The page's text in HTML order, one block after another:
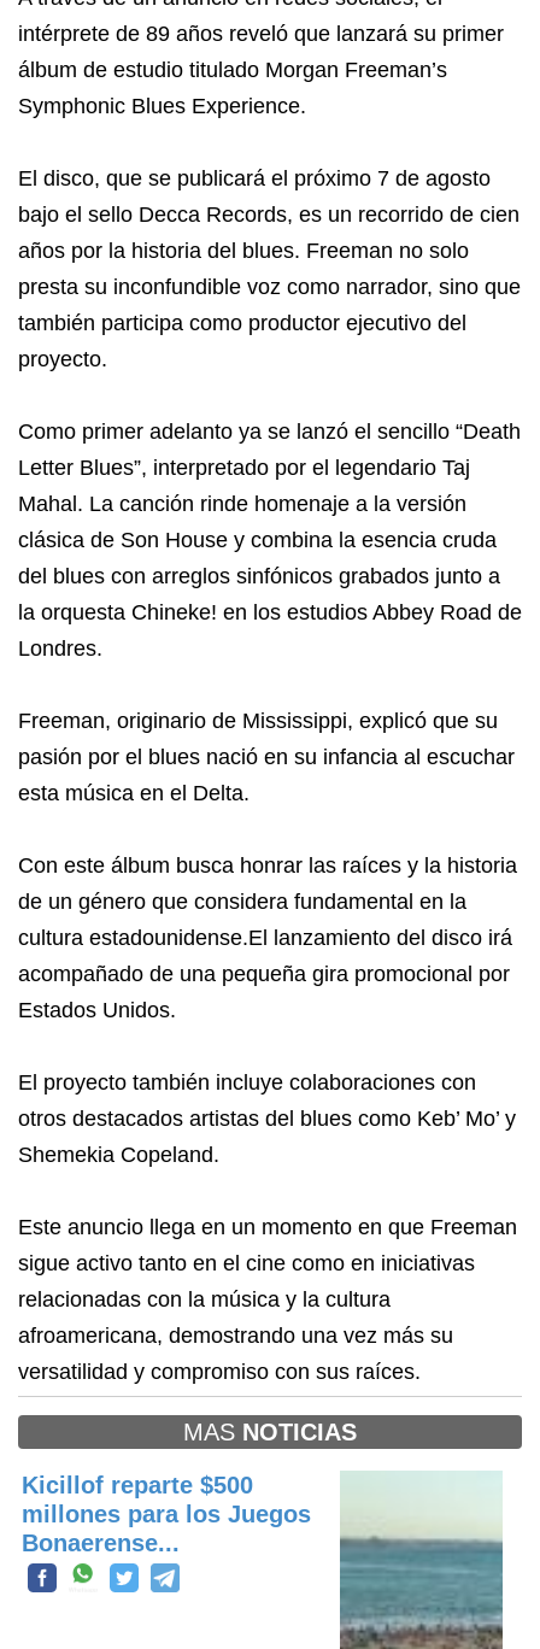
intérprete de 89 años reveló que lanzará su primer
álbum de estudio titulado Morgan Freeman’s
Symphonic Blues Experience.
El disco, que se publicará el próximo 7 de agosto
bajo el sello Decca Records, es un recorrido de cien
años por la historia del blues. Freeman no solo
presta su inconfundible voz como narrador, sino que
también participa como productor ejecutivo del
proyecto.
Como primer adelanto ya se lanzó el sencillo “Death
Letter Blues”, interpretado por el legendario Taj
Mahal. La canción rinde homenaje a la versión
clásica de Son House y combina la esencia cruda
del blues con arreglos sinfónicos grabados junto a
la orquesta Chineke! en los estudios Abbey Road de
Londres.
Freeman, originario de Mississippi, explicó que su
pasión por el blues nació en su infancia al escuchar
esta música en el Delta.
Con este álbum busca honrar las raíces y la historia
de un género que considera fundamental en la
cultura estadounidense.El lanzamiento del disco irá
acompañado de una pequeña gira promocional por
Estados Unidos.
El proyecto también incluye colaboraciones con
otros destacados artistas del blues como Keb’ Mo’ y
Shemekia Copeland.
Este anuncio llega en un momento en que Freeman
sigue activo tanto en el cine como en iniciativas
relacionadas con la música y la cultura
afroamericana, demostrando una vez más su
versatilidad y compromiso con sus raíces.
MAS NOTICIAS
Kicillof reparte $500
millones para los Juegos
Bonaerense...